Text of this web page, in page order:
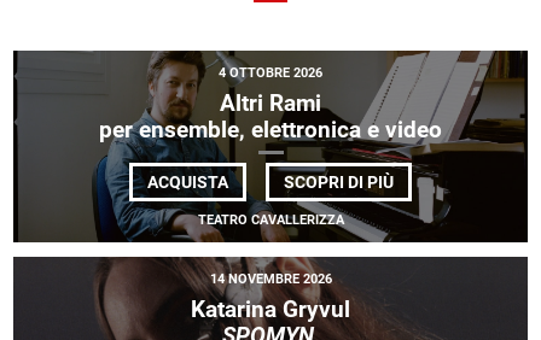
4 OTTOBRE 2026
Altri Rami
per ensemble, elettronica e video
ACQUISTA SCOPRI DI PIÙDI
ALTRI
RAMI
PER
TEATRO CAVALLERIZZA
14 NOVEMBRE 2026
Katarina Gryvul